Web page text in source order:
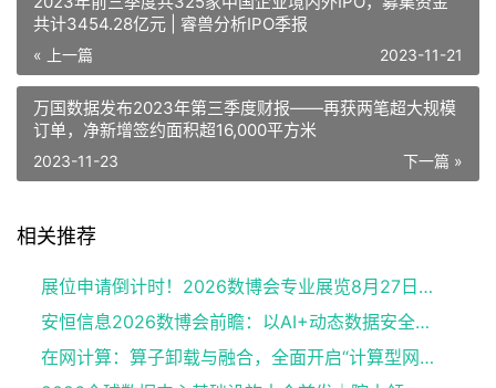
共计3454.28亿元 | 睿兽分析IPO季报
« 上一篇 2023-11-21
万国数据发布2023年第三季度财报——再获两笔超大规模
订单，净新增签约面积超16,000平方米
下一篇 »
2023-11-23
相关推荐
展位申请倒计时！2026数博会专业展览8月27日开馆
安恒信息2026数博会前瞻：以AI+动态数据安全赋能数据要素流通
在网计算：算子卸载与融合，全面开启“计算型网络”新纪元